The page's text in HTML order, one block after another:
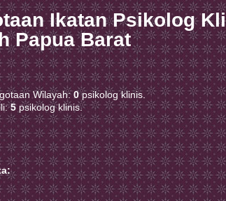
Ikatan Psikolog
Papua Barat
Wilayah:0psikolog klinis.
5psikolog klinis.